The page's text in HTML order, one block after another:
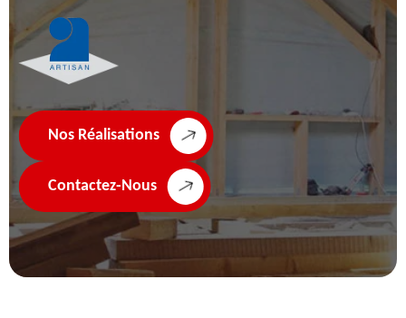
Nos Réalisations
Contactez-Nous